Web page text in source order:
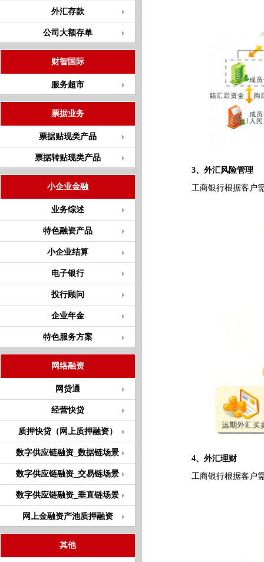
外汇存款
公司大额存单
财智国际
服务超市
票据业务
票据贴现类产品
票据转贴现类产品
小企业金融
业务综述
特色融资产品
小企业结算
电子银行
投行顾问
企业年金
特色服务方案
网络融资
网贷通
经营快贷
质押快贷（网上质押融资）
数字供应链融资_数据链场景
数字供应链融资_交易链场景
数字供应链融资_垂直链场景
网上金融资产池质押融资
其他
3、外汇风险管理
工商银行根据客户需
4、外汇理财
工商银行根据客户需